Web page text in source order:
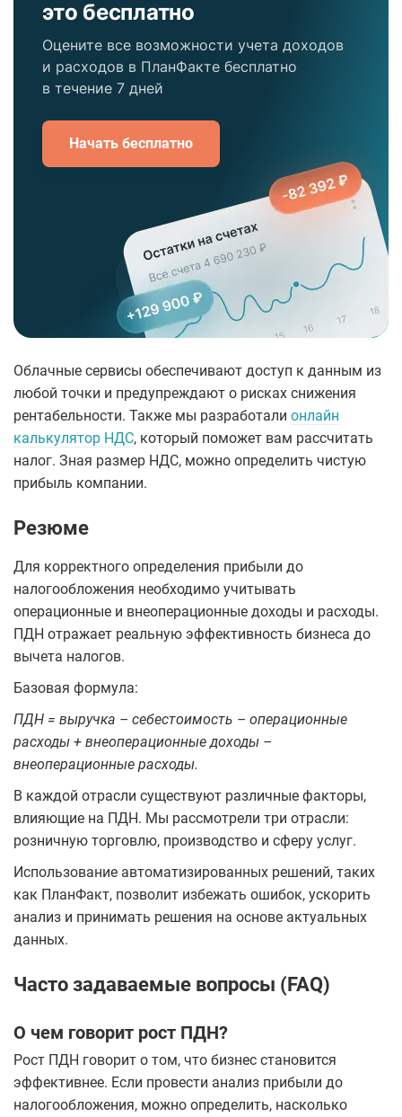
это бесплатно
Оцените все возможности учета доходов
и расходов в ПланФакте бесплатно
в течение 7 дней
Начать бесплатно
Облачные сервисы обеспечивают доступ к данным из
любой точки и предупреждают о рисках снижения
рентабельности. Также мы разработали онлайн
калькулятор НДС, который поможет вам рассчитать
налог. Зная размер НДС, можно определить чистую
прибыль компании.
Резюме
Для корректного определения прибыли до
налогообложения необходимо учитывать
операционные и внеоперационные доходы и расходы.
ПДН отражает реальную эффективность бизнеса до
вычета налогов.
Базовая формула:
ПДН = выручка – себестоимость – операционные
расходы + внеоперационные доходы –
внеоперационные расходы.
В каждой отрасли существуют различные факторы,
влияющие на ПДН. Мы рассмотрели три отрасли:
розничную торговлю, производство и сферу услуг.
Использование автоматизированных решений, таких
как ПланФакт, позволит избежать ошибок, ускорить
анализ и принимать решения на основе актуальных
данных.
Часто задаваемые вопросы (FAQ)
О чем говорит рост ПДН?
Рост ПДН говорит о том, что бизнес становится
эффективнее. Если провести анализ прибыли до
налогообложения, можно определить, насколько